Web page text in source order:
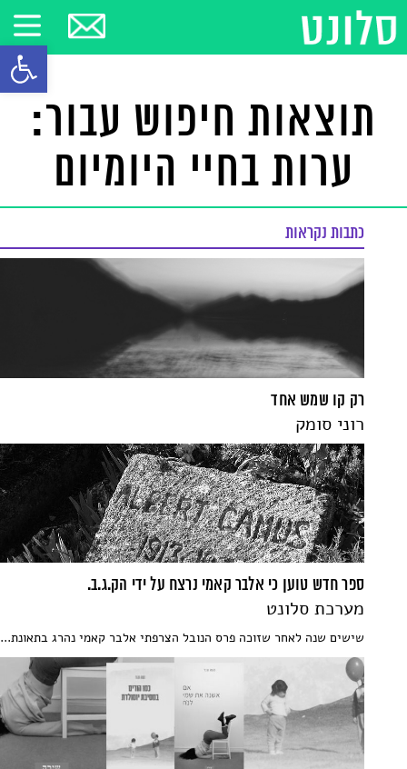
פתח
תוצאות חיפוש עבור:
ערות בחיי היומיום
כתבות נקראות
רק קו שמש אחד
רוני סומק
ספר חדש טוען כי אלבר קאמי נרצח על ידי הק.ג.ב.
מערכת סלונט
שישים שנה לאחר שזוכה פרס הנובל הצרפתי אלבר קאמי נהרג בתאונת...